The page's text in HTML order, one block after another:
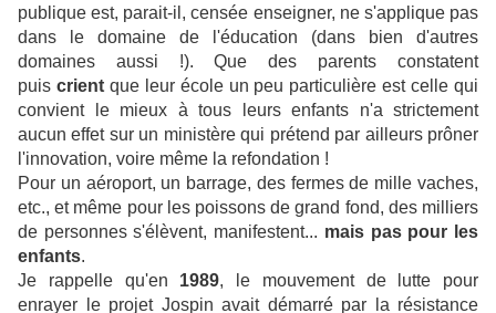
publique est, parait-il, censée enseigner, ne s'applique pas
dans le domaine de l'éducation (dans bien d'autres
domaines aussi !). Que des parents constatent
puis crientque leur école un peu particulière est celle qui
convient le mieux à tous leurs enfants n'a strictement
aucun effet sur un ministère qui prétend par ailleurs prôner
l'innovation, voire même la refondation !
Pour un aéroport, un barrage, des fermes de mille vaches,
etc., et même pour les poissons de grand fond, des milliers
de personnes s'élèvent, manifestent... mais pas pour les
enfants.
Je rappelle qu'en 1989, le mouvement de lutte pour
enrayer le projet Jospin avait démarré par la résistance